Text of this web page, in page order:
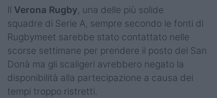
Il Verona Rugby, una delle più solide
squadre di Serie A, sempre secondo le fonti di
Rugbymeet sarebbe stato contattato nelle
scorse settimane per prendere il posto del San
Donà ma gli scaligeri avrebbero negato la
disponibilità alla partecipazione a causa dei
tempi troppo ristretti.